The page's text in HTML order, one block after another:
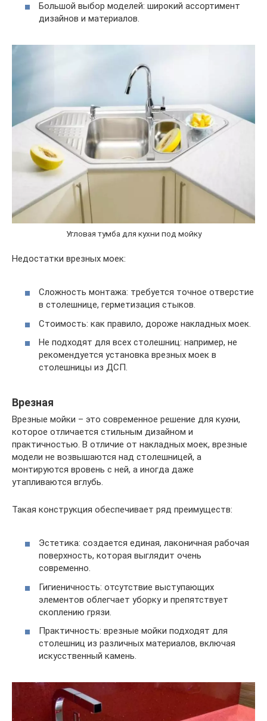
Большой выбор моделей: широкий ассортимент
дизайнов и материалов.
Угловая тумба для кухни под мойку
Недостатки врезных моек:
Сложность монтажа: требуется точное отверстие
в столешнице, герметизация стыков.
Стоимость: как правило, дороже накладных моек.
Не подходят для всех столешниц: например, не
рекомендуется установка врезных моек в
столешницы из ДСП.
Врезная
Врезные мойки – это современное решение для кухни,
которое отличается стильным дизайном и
практичностью. В отличие от накладных моек, врезные
модели не возвышаются над столешницей, а
монтируются вровень с ней, а иногда даже
утапливаются вглубь.
Такая конструкция обеспечивает ряд преимуществ:
Эстетика: создается единая, лаконичная рабочая
поверхность, которая выглядит очень
современно.
Гигиеничность: отсутствие выступающих
элементов облегчает уборку и препятствует
скоплению грязи.
Практичность: врезные мойки подходят для
столешниц из различных материалов, включая
искусственный камень.